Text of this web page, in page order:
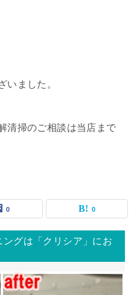
いました。
清掃のご相談は当店まで
0 0
グは「クリシア」にお